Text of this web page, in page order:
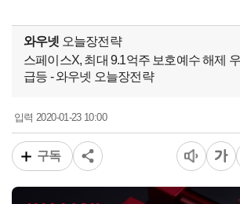
와우넷 오늘장전략
스페이스X, 최대 9.1억주 보호예수 해제
급등 - 와우넷 오늘장전략
입력2020-01-23 10:00
구독